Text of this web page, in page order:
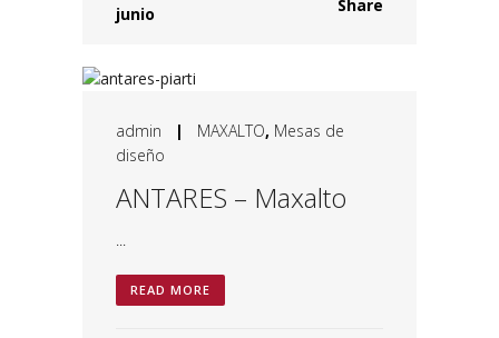
junio Share
admin | MAXALTO, Mesas de
diseño
ANTARES – Maxalto
...
READ MORE